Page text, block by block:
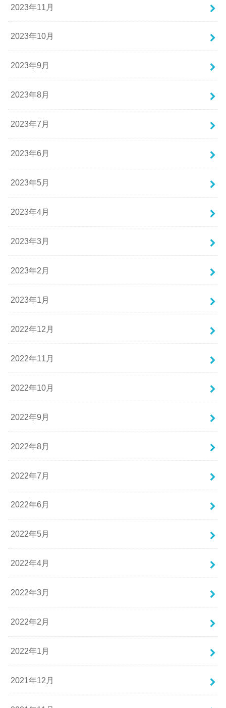
2023年11月
2023年10月
2023年9月
2023年8月
2023年7月
2023年6月
2023年5月
2023年4月
2023年3月
2023年2月
2023年1月
2022年12月
2022年11月
2022年10月
2022年9月
2022年8月
2022年7月
2022年6月
2022年5月
2022年4月
2022年3月
2022年2月
2022年1月
2021年12月